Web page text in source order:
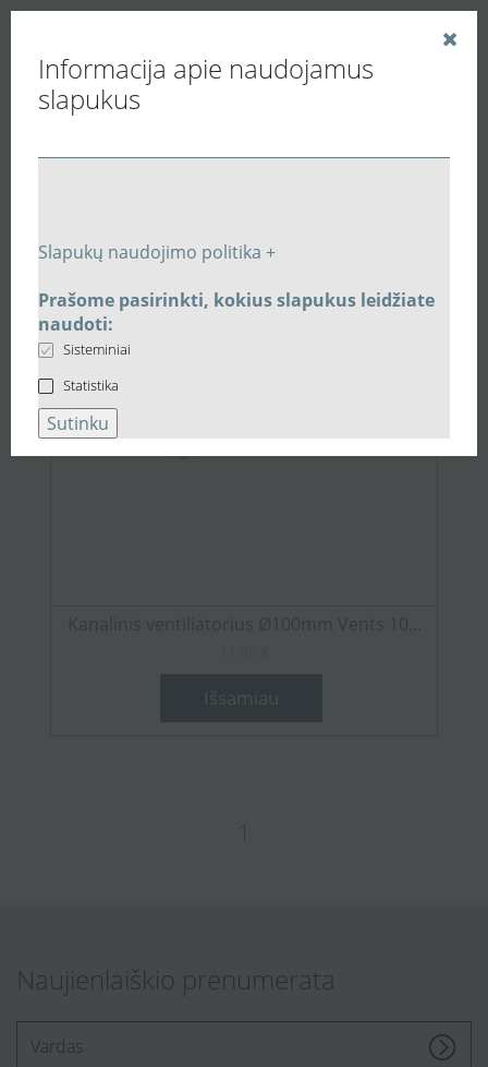
Informacija apie naudojamus
slapukus
Slapukų naudojimo politika +
Prašome pasirinkti, kokius slapukus leidžiate
naudoti:
Sisteminiai
Statistika
Sutinku
Vedinu.LT
11,98 €
Kanalinis ventiliatorius Ø100mm Vents 10...
Išsamiau
1
Naujienlaiškio prenumerata